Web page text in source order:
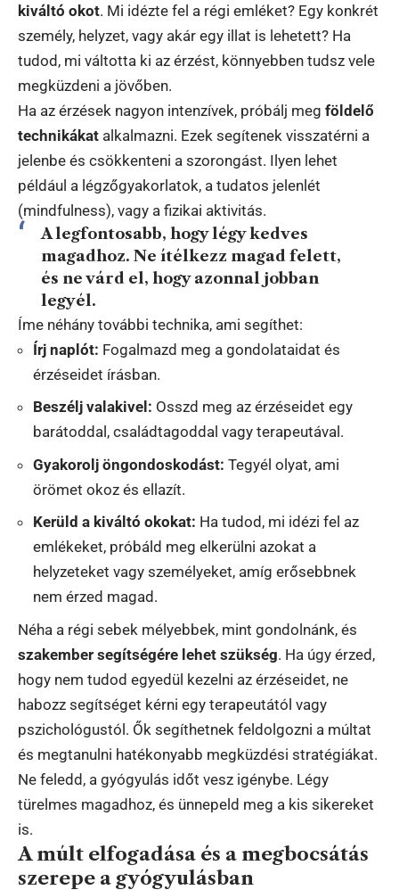
kiváltó okot. Mi idézte fel a régi emléket? Egy konkrét
személy, helyzet, vagy akár egy illat is lehetett? Ha
tudod, mi váltotta ki az érzést, könnyebben tudsz vele
megküzdeni a jövőben.
Ha az érzések nagyon intenzívek, próbálj meg földelő
technikákat alkalmazni. Ezek segítenek visszatérni a
jelenbe és csökkenteni a szorongást. Ilyen lehet
például a légzőgyakorlatok, a tudatos jelenlét
(mindfulness), vagy a fizikai aktivitás.
A legfontosabb, hogy légy kedves
magadhoz. Ne ítélkezz magad felett,
és ne várd el, hogy azonnal jobban
legyél.
Íme néhány további technika, ami segíthet:
Írj naplót: Fogalmazd meg a gondolataidat és
érzéseidet írásban.
Beszélj valakivel: Osszd meg az érzéseidet egy
barátoddal, családtagoddal vagy terapeutával.
Gyakorolj öngondoskodást: Tegyél olyat, ami
örömet okoz és ellazít.
Kerüld a kiváltó okokat: Ha tudod, mi idézi fel az
emlékeket, próbáld meg elkerülni azokat a
helyzeteket vagy személyeket, amíg erősebbnek
nem érzed magad.
Néha a régi sebek mélyebbek, mint gondolnánk, és
szakember segítségére lehet szükség. Ha úgy érzed,
hogy nem tudod egyedül kezelni az érzéseidet, ne
habozz segítséget kérni egy terapeutától vagy
pszichológustól. Ők segíthetnek feldolgozni a múltat
és megtanulni hatékonyabb megküzdési stratégiákat.
Ne feledd, a gyógyulás időt vesz igénybe. Légy
türelmes magadhoz, és ünnepeld meg a kis sikereket
is.
A múlt elfogadása és a megbocsátás
szerepe a gyógyulásban